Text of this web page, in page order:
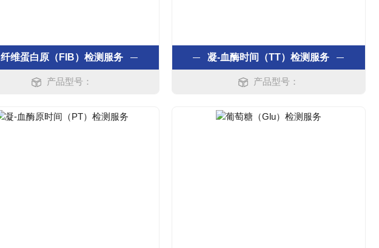
纤维蛋白原（FIB）检测服务
产品型号：
凝-血酶时间（TT）检测服务
产品型号：